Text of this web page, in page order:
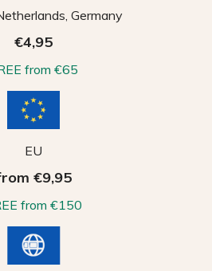
Germany
€4,95
from €65
EU
€9,95
from €150